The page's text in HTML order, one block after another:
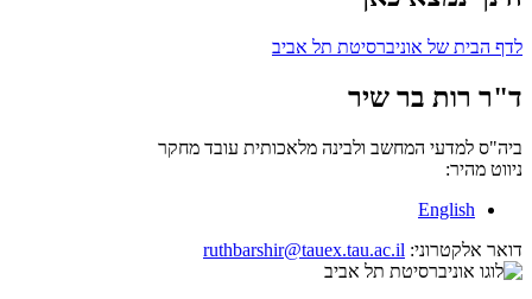
לדף הבית של אוניברסיטת תל אביב
ד"ר רות בר שיר
ביה"ס למדעי המחשב ולבינה מלאכותית עובד מחקר
ניווט מהיר:
English
דואר אלקטרוני: ruthbarshir@tauex.tau.ac.il